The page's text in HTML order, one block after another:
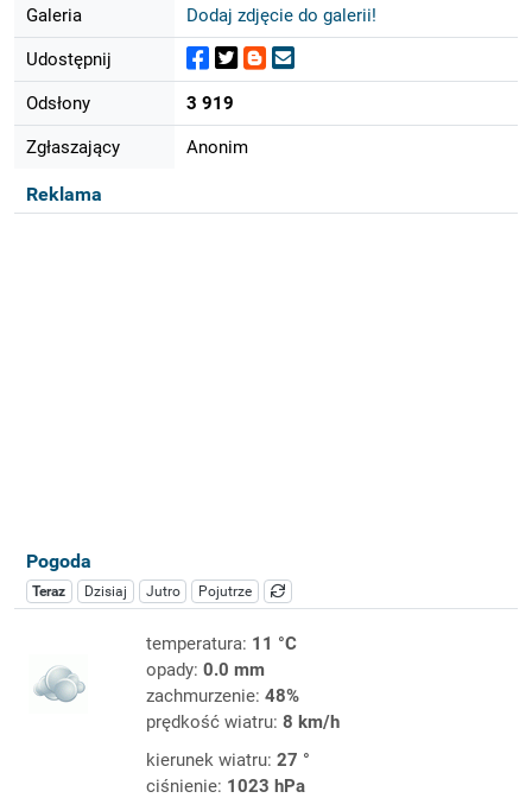
Galeria Dodaj zdjęcie do galerii!
Udostępnij
Odsłony 3 919
Zgłaszający Anonim
Reklama
Pogoda
Teraz Dzisiaj Jutro Pojutrze
temperatura: 11 °C
opady: 0.0 mm
zachmurzenie: 48%
prędkość wiatru: 8 km/h
kierunek wiatru: 27 °
ciśnienie: 1023 hPa